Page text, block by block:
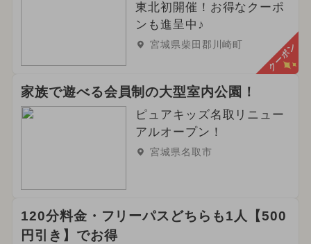
東北初開催！お得なクーポ
ンも進呈中♪
宮城県柴田郡川崎町 クーポン
家族で遊べる会員制の大型室内公園！
ピュアキッズ名取リニュー
アルオープン！
宮城県名取市
120分料金・フリーパスどちらも1人【500
円引き】でお得